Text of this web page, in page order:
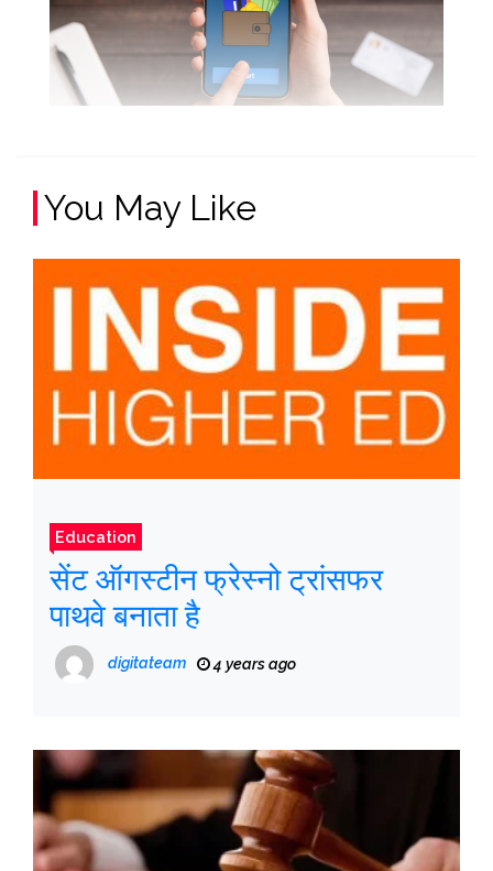
You May Like
Education
सेंट ऑगस्टीन फ्रेस्नो ट्रांसफर
पाथवे बनाता है
digitateam 4 years ago